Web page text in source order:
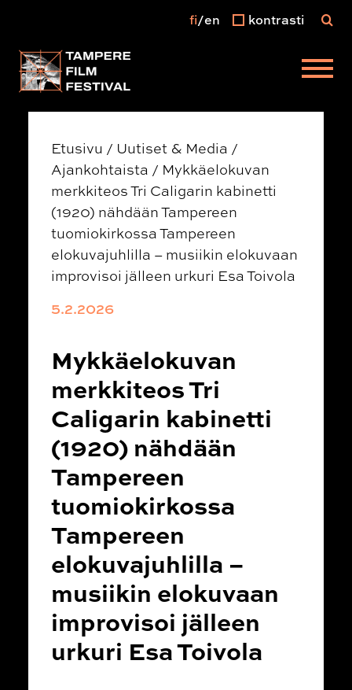
Päävalikko
fi en kontrasti
Etusivu / Uutiset & Media /
Ajankohtaista / Mykkäelokuvan
merkkiteos Tri Caligarin kabinetti
(1920) nähdään Tampereen
tuomiokirkossa Tampereen
elokuvajuhlilla – musiikin elokuvaan
improvisoi jälleen urkuri Esa Toivola
5.2.2026
Mykkäelokuvan
merkkiteos Tri
Caligarin kabinetti
(1920) nähdään
Tampereen
tuomiokirkossa
Tampereen
elokuvajuhlilla –
musiikin elokuvaan
improvisoi jälleen
urkuri Esa Toivola